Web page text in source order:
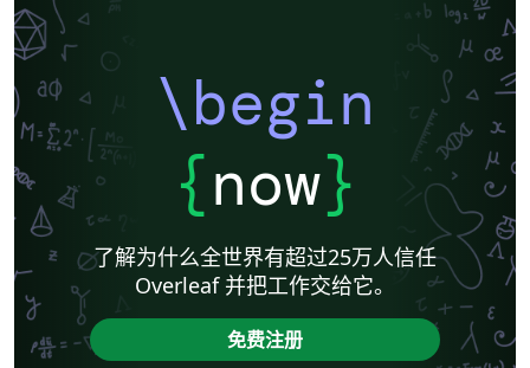
\begin
{now}
了解为什么全世界有超过25万人信任
Overleaf 并把工作交给它。
免费注册